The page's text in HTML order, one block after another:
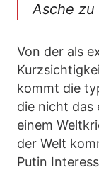
Asche zu
Von der als
kommt die
die nicht das
einem
der Welt
Putin